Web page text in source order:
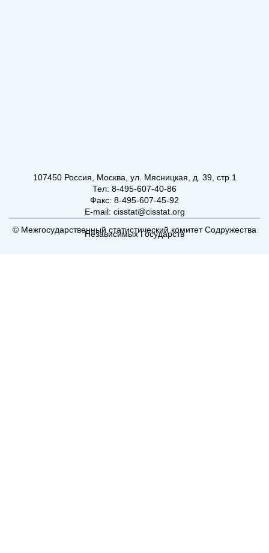
107450 Россия, Москва, ул. Мясницкая, д. 39, стр.1
Тел: 8-495-607-40-86
Факс: 8-495-607-45-92
E-mail: cisstat@cisstat.org
© Межгосударственный статистический комитет Содружества
Независимых Государств